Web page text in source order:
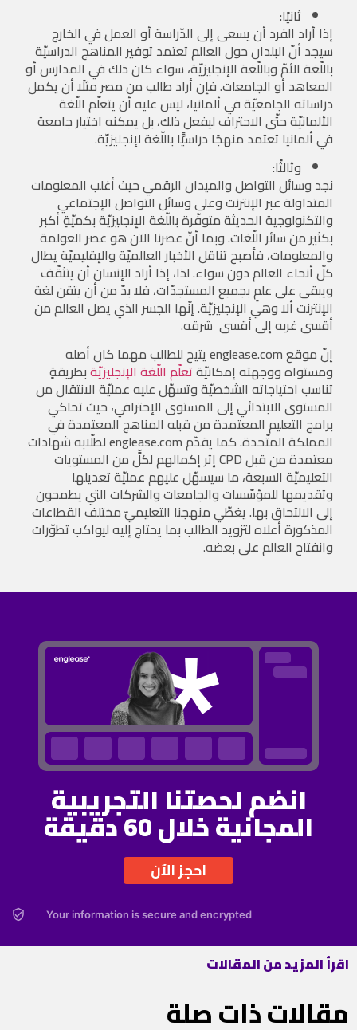
ثانيًا:
إذا أراد الفرد أن يسعى إلى الدّراسة أو العمل في الخارج
سيجد أنّ البلدان حول العالم تعتمد توفير المناهج الدراسيّة
باللّغة الأمّ وباللّغة الإنجليزيّة، سواء كان ذلك في المدارس أو
المعاهد أو الجامعات. فإن أراد طالب من مصر مثلًا أن يكمل
دراساته الجامعيّة في ألمانيا، ليس عليه أن يتعلّم اللّغة
الألمانيّة حتّى الاحتراف ليفعل ذلك، بل يمكنه اختيار جامعة
في ألمانيا تعتمد منهجًا دراسيًّا باللّغةلإنجليزيّة.
وثالثًا:
نجد وسائل التواصل والميدان الرقمي حيث أغلب المعلومات
المتداولة عبر الإنترنت وعلى وسائل التواصل الإجتماعي
والتكنولوجية الحديثة متوفّرة باللّغة الإنجليزيّة بكميّةٍ أكبر
بكثير من سائر اللّغات. وبما أنّ عصرنا الآن هو عصر العولمة
والمعلومات، فأصبح تناقل الأخبار العالميّة والإقليميّة يطال
كلّ أنحاء العالم دون سواء. لذا، إذا أراد الإنسان أن يتثقّف
ويبقى على علمٍ بجميع المستجدّات، فلا بدّ من أن يتقن لغة
الإنترنت ألا وهي الإنجليزيّة. إنّها الجسر الذي يصل العالم من
أقسى غربه إلى أقسى شرقه.
إنّ موقع englease.com يتيح للطالب مهما كان أصله
ومستواه ووجهته إمكانيّةتعلّم اللّغة الإنجليزيّةبطريقةٍ
تناسب احتياجاته الشخصيّة وتسهّل عليه عمليّة الانتقال من
المستوى الابتدائي إلى المستوى الإحترافي، حيث تحاكي
برامج التعليم المعتمدة من قبله المناهج المعتمدة في
المملكة المتّحدة. كما يقدّم englease.com لطلّابه شهادات
معتمدة من قبل CPD إثر إكمالهم لكلٍّ من المستويات
التعليميّة السبعة، ما سيسهّل عليهم عمليّة تعديلها
وتقديمها للمؤسّسات والجامعات والشركات التي يطمحون
إلى الالتحاق بها. يغطّي منهجنا التعليميّ مختلف القطاعات
المذكورة أعلاه لتزويد الطالب بما يحتاج إليه ليواكب تطوّرات
وانفتاح العالم علىبعضه.
انضم لحصتنا التجريبية
المجانية خلال 60 دقيقة
احجز الآن
Your information is secure and encrypted
اقرأ المزيد من المقالات
مقالات ذات صلة